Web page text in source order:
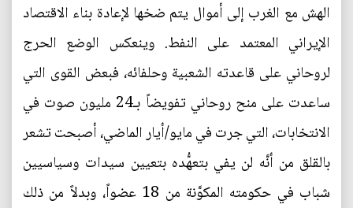
الهش مع الغرب إلى أموال يتم ضخها لإعادة بناء الاقتصاد
الإيراني المعتمد على النفط. وينعكس الوضع الحرج
لروحاني على قاعدته الشعبية وحلفائه، فبعض القوى التي
ساعدت على منح روحاني تفويضاً بـ24 مليون صوت في
الانتخابات، التي جرت في مايو/أيار الماضي، أصبحت تشعر
بالقلق من أنَّه لن يفي بتعهُّده بتعيين سيدات وسياسيين
شباب في حكومته المكوَّنة من 18 عضواً، وبدلاً من ذلك